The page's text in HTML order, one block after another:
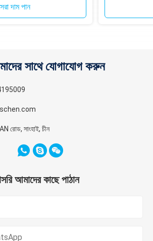
দাম পান
সাথে যোগাযোগ করুন
রোড, সাংহাই, চীন
আমাদের কাছে পাঠান